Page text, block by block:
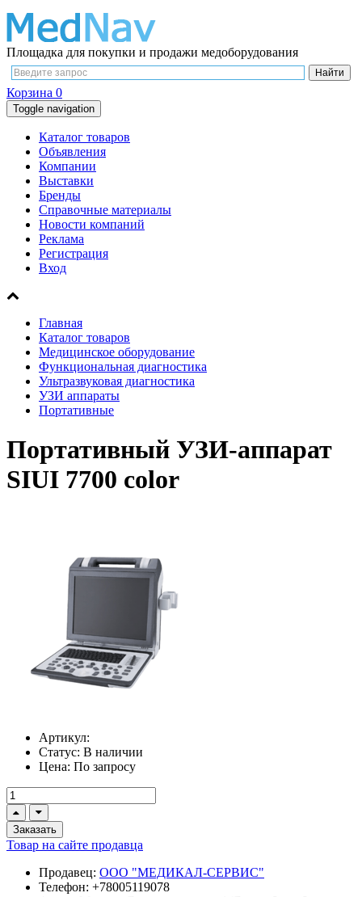
Площадка для покупки и продажи медоборудования
Корзина 0
Toggle navigation
Каталог товаров
Объявления
Компании
Выставки
Бренды
Справочные материалы
Новости компаний
Реклама
Регистрация
Вход
Главная
Каталог товаров
Медицинское оборудование
Функциональная диагностика
Ультразвуковая диагностика
УЗИ аппараты
Портативные
Портативный УЗИ-аппарат
SIUI 7700 color
Артикул:
Статус: В наличии
Цена: По запросу
Заказать
Товар на сайте продавца
Продавец: ООО "МЕДИКАЛ-СЕРВИС"
Телефон: +78005119078